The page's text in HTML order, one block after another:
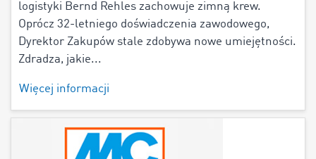
logistyki Bernd Rehles zachowuje zimną krew.
Oprócz 32-letniego doświadczenia zawodowego,
Dyrektor Zakupów stale zdobywa nowe umiejętności.
Zdradza, jakie...
Więcej informacji